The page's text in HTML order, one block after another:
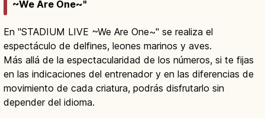
~We Are One~"
En "STADIUM LIVE ~We Are One~" se realiza el
espectáculo de delfines, leones marinos y aves.
Más allá de la espectacularidad de los números, si te fijas
en las indicaciones del entrenador y en las diferencias de
movimiento de cada criatura, podrás disfrutarlo sin
depender del idioma.